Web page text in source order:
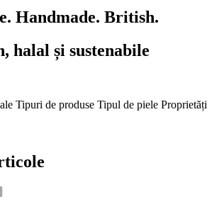
Handmade. British.
halal și sustenabile
Tipuri de produse Tipul de piele Proprietăți